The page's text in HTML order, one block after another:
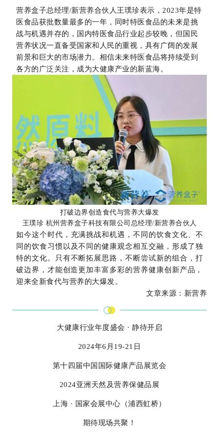
营养盒子总经理/新营养合伙人王璞珍表示，2023年是特
医食品获批数量最多的一年，同时特医食品的未来是挑
战与机遇并存的，国内特医食品行业起步较晚，但国民
营养状况一直备受国家和人民的重视，具有广阔的发展
前景和巨大的市场潜力。相信未来特医食品将持续受到
各方的广泛关注，成为大健康产业的新蓝海。
打破边界创造食代与营养大爆发
王璞珍 杭州营养盒子科技有限公司总经理/新营养合伙人
如今这个时代，充满挑战和机遇，不同的饮食文化、不
同的饮食习惯以及不同的健康观念相互交融，形成了独
特的文化。只有不断拓展思路，不断尝试新的组合，打
破边界，才能创造更加丰富多彩的营养健康创新产品，
迎来全新食代与营养的大爆发。
文章来源：新营养
大健康行业年度盛会 · 静待开启
2024年6月19-21日
第十四届中国国际健康产品展览会
2024亚洲天然及营养保健品展
上海 · 国家会展中心（浦西虹桥）
期待现场共聚！